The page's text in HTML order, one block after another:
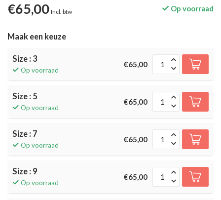
€65,00 Incl. btw Op voorraad
Maak een keuze
Size : 3
Op voorraad
€65,00
Size : 5
Op voorraad
€65,00
Size : 7
Op voorraad
€65,00
Size : 9
Op voorraad
€65,00